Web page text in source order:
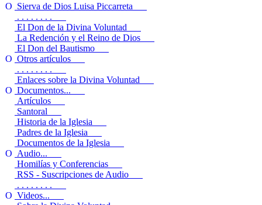
Sierva de Dios Luisa Piccarreta
. . . . . . . .
El Don de la Divina Voluntad
La Redención y el Reino de Dios
El Don del Bautismo
Otros artículos
. . . . . . . .
Enlaces sobre la Divina Voluntad
Documentos...
Artículos
Santoral
Historia de la Iglesia
Padres de la Iglesia
Documentos de la Iglesia
Audio...
Homilías y Conferencias
RSS - Suscripciones de Audio
. . . . . . . .
Videos...